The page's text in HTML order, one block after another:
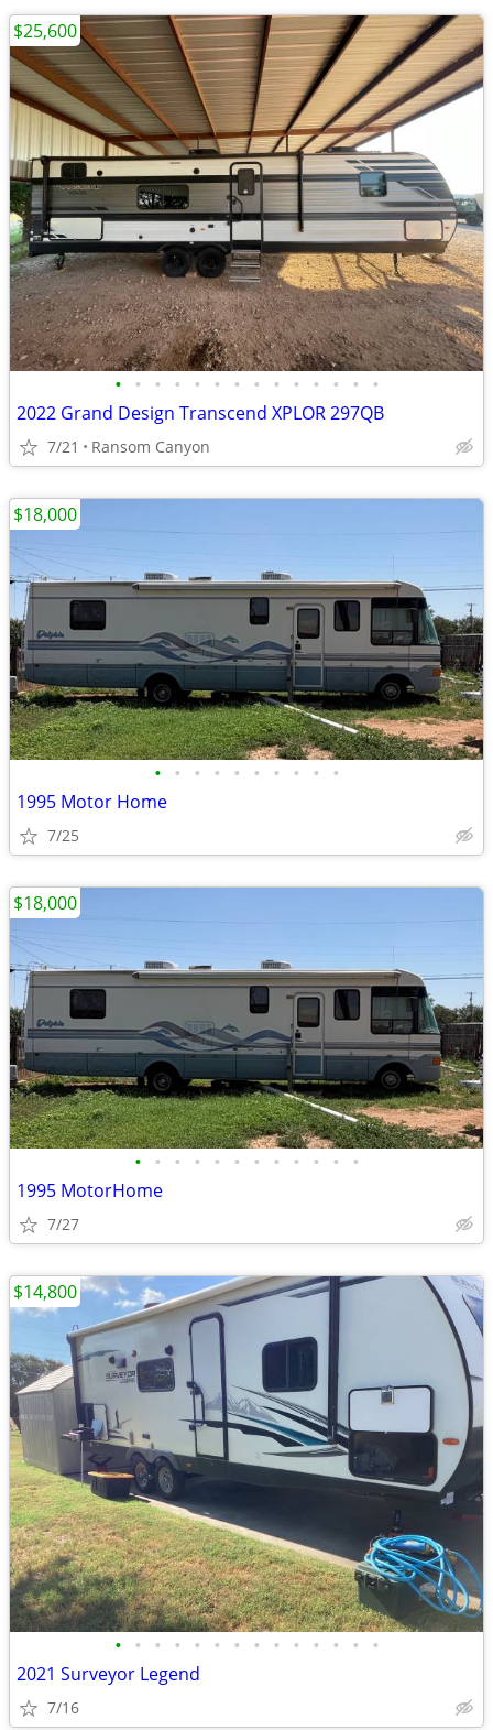
• • • • • • • • • • • • • •
2022 Grand Design Transcend XPLOR 297QB
7/21 Ransom Canyon
$25,600
• • • • • • • • • •
1995 Motor Home
7/25
$18,000
• • • • • • • • • • • •
1995 MotorHome
7/27
$18,000
• • • • • • • • • • • • • •
2021 Surveyor Legend
7/16
$14,800